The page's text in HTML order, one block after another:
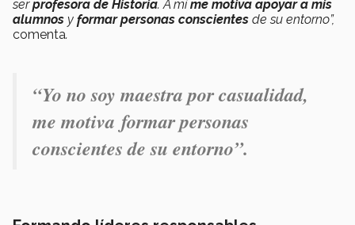
serprofesora de Historia. A míme motiva apoyar a mis
alumnos y formar personas conscientes de su entorno”,
comenta.
“Yo no soy maestra por casualidad,
me motiva formar personas
conscientesde su entorno”.